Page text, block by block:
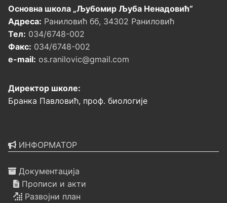
Основна школа „Љубомир Љуба Ненадовић”
Адреса: Раниловић бб, 34302 Раниловић
Тел: 034/6748-002
Факс: 034/6748-002
e-mail: os.ranilovic@gmail.com
Директор школе:
Бранка Павловић, проф. биологије
ИНФОРМАТОР
Документација
Прописи и акти
Развојни план